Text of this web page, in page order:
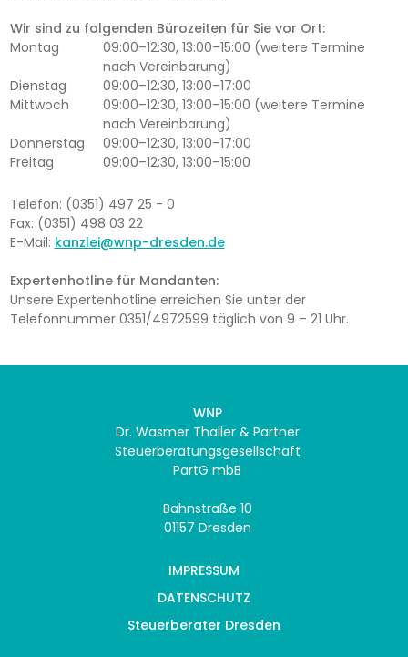
Wir sind zu folgenden Bürozeiten für Sie vor Ort:
Montag
09:00–12:30, 13:00–15:00 (weitere Termine
nach Vereinbarung)
Dienstag
09:00–12:30, 13:00–17:00
Mittwoch
09:00–12:30, 13:00–15:00 (weitere Termine
nach Vereinbarung)
Donnerstag
09:00–12:30, 13:00–17:00
Freitag
09:00–12:30, 13:00–15:00
Telefon: (0351) 497 25 - 0
Fax: (0351) 498 03 22
E-Mail: kanzlei@wnp-dresden.de
Expertenhotline für Mandanten:
Unsere Expertenhotline erreichen Sie unter der
Telefonnummer 0351/4972599 täglich von 9 – 21 Uhr.
WNP
Dr. Wasmer Thaller & Partner
Steuerberatungsgesellschaft
PartG mbB
Bahnstraße 10
01157 Dresden
IMPRESSUM
DATENSCHUTZ
Steuerberater Dresden